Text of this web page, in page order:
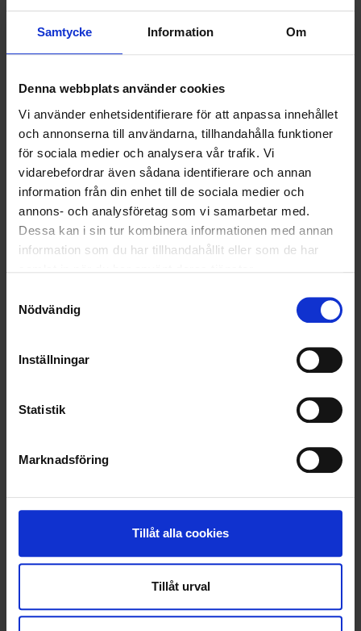
Samtycke Information Om
Denna webbplats använder cookies
Vi använder enhetsidentifierare för att anpassa innehållet
och annonserna till användarna, tillhandahålla funktioner
för sociala medier och analysera vår trafik. Vi
vidarebefordrar även sådana identifierare och annan
information från din enhet till de sociala medier och
annons- och analysföretag som vi samarbetar med.
Dessa kan i sin tur kombinera informationen med annan
information som du har tillhandahållit eller som de har
Nödvändig
Inställningar
Statistik
Marknadsföring
Tillåt alla cookies
Tillåt urval
HÅLLBARHET
NYA UPPDRAG
OHLSSONS REGION MITT
OHLSSONS REGION SYD
OHLSSONS REGION VÄST
OHLSSONSKOLLEGOR
SAMARBETEN